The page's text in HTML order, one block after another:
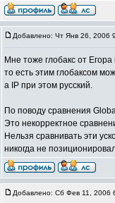
Добавлено: Чт Янв 26, 2006
Мне тоже глобакс от
то есть этим глобаксом
а IP при этом русский.
По поводу сравнения
Это некорректное
Нельзя сравнивать эти
никогда не
Добавлено: Сб Фев 11, 2006